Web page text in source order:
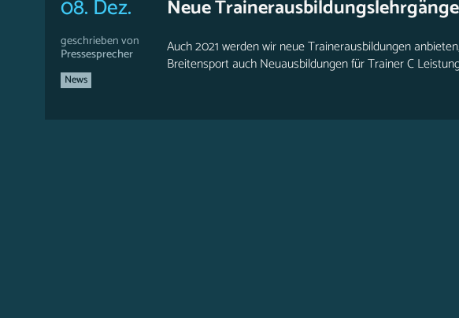
08. Dez.
geschrieben von
Pressesprecher
News
Neue Trainerausbildungslehrgänge
Auch 2021 werden wir neue Trainerausbildungen
Breitensport auch Neuausbildungen für Trainer C